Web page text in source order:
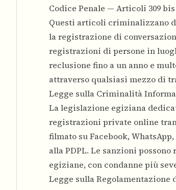
Codice Penale — Articoli 309 bis
Questi articoli criminalizzano
la registrazione di
registrazioni di persone in
reclusione fino a un anno e
attraverso qualsiasi mezzo di
Legge sulla Criminalità
La legislazione egiziana
registrazioni private online
filmato su Facebook,
alla PDPL. Le sanzioni
egiziane, con condanne più
Legge sulla